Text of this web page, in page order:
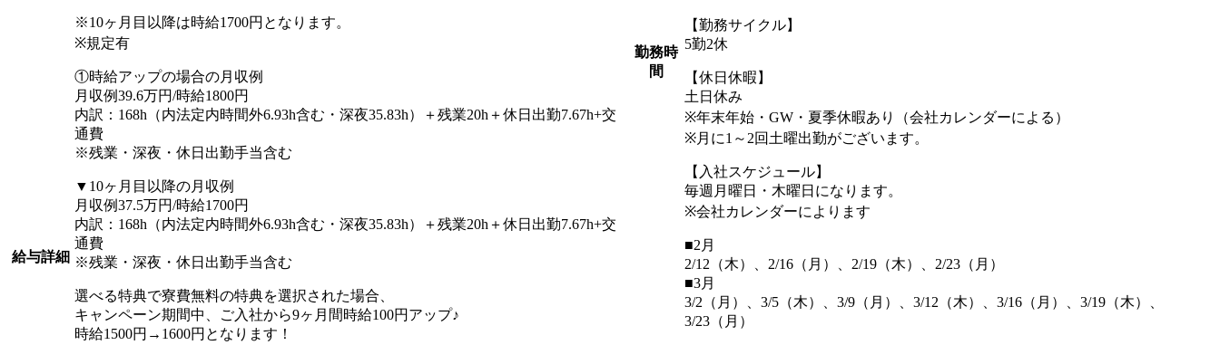
給与詳細
※10ヶ月目以降は時給1700円となります。
※規定有
①時給アップの場合の月収例
月収例39.6万円/時給1800円
内訳：168h（内法定内時間外6.93h含む・深夜35.83h）＋残業20h＋休日出勤7.67h+交
通費
※残業・深夜・休日出勤手当含む
▼10ヶ月目以降の月収例
月収例37.5万円/時給1700円
内訳：168h（内法定内時間外6.93h含む・深夜35.83h）＋残業20h＋休日出勤7.67h+交
通費
※残業・深夜・休日出勤手当含む
選べる特典で寮費無料の特典を選択された場合、
キャンペーン期間中、ご入社から9ヶ月間時給100円アップ♪
時給1500円→1600円となります！
勤務時
間
【勤務サイクル】
5勤2休
【休日休暇】
土日休み
※年末年始・GW・夏季休暇あり（会社カレンダーによる）
※月に1～2回土曜出勤がございます。
【入社スケジュール】
毎週月曜日・木曜日になります。
※会社カレンダーによります
■2月
2/12（木）、2/16（月）、2/19（木）、2/23（月）
■3月
3/2（月）、3/5（木）、3/9（月）、3/12（木）、3/16（月）、3/19（木）、
3/23（月）